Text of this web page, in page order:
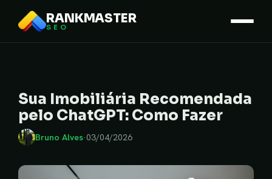
RANKMASTER
SEO
Sua Imobiliária Recomendada
pelo ChatGPT: Como Fazer
Bruno Alves·03/04/2026